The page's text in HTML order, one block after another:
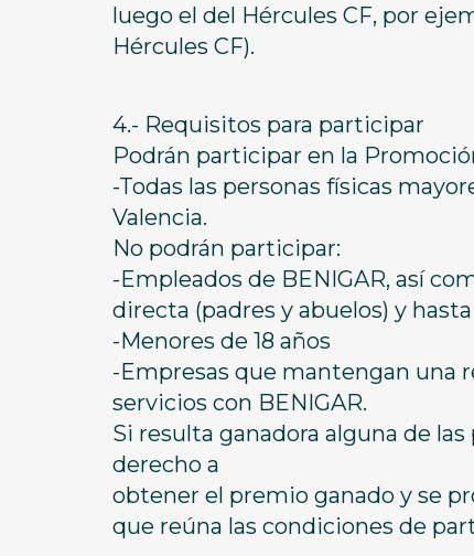
luego el del Hércules CF, por
Hércules CF).
4.- Requisitos para participar
Podrán participar en la
-Todas las personas físicas
Valencia.
No podrán participar:
-Empleados de BENIGAR, así
directa (padres y abuelos) y
-Menores de 18 años
-Empresas que mantengan una
servicios con BENIGAR.
Si resulta ganadora alguna de
derecho a
obtener el premio ganado y se
que reúna las condiciones de